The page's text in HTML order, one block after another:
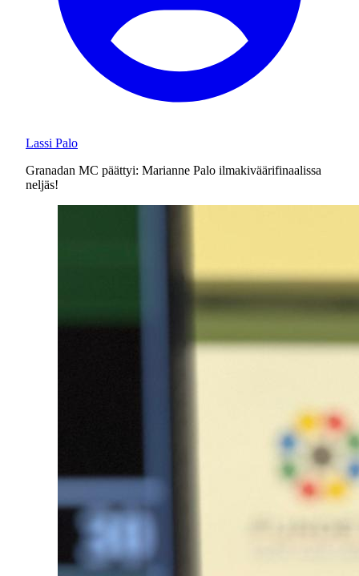
Lassi Palo
Granadan MC päättyi: Marianne Palo ilmakiväärifinaalissa
neljäs!